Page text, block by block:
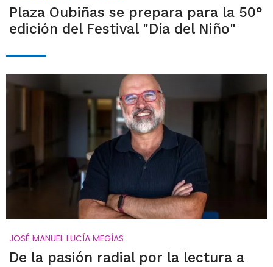
Plaza Oubiñas se prepara para la 50°
edición del Festival "Día del Niño"
JOSÉ MANUEL LUCÍA MEGÍAS
De la pasión radial por la lectura a